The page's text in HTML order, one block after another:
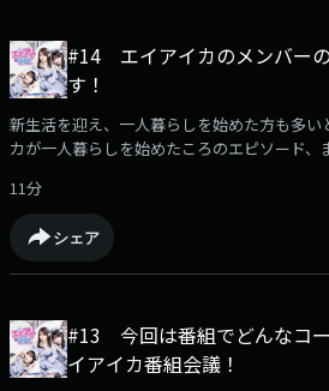
#14 エイアイカのメンバー
す！
新生活を迎え、一人暮らしを始めた方も多
カが一人暮らしを始めたころのエピソード
ではきけなかった内容もお楽しみください！
ジはこちら！どんどん送ってください
https://jocr.jp/mailform/aika/
11分
シェア
#13 今回は番組でどんなコ
イアイカ番組会議！